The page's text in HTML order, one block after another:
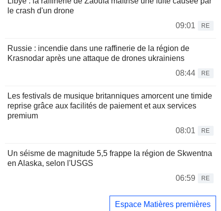
le crash d'un drone
09:01
RE
Russie : incendie dans une raffinerie de la région de
Krasnodar après une attaque de drones ukrainiens
08:44
RE
Les festivals de musique britanniques amorcent une timide
reprise grâce aux facilités de paiement et aux services
premium
08:01
RE
Un séisme de magnitude 5,5 frappe la région de Skwentna
en Alaska, selon l'USGS
06:59
RE
Espace Matières premières